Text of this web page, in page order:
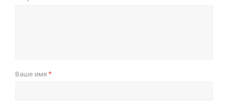
Ваше имя *